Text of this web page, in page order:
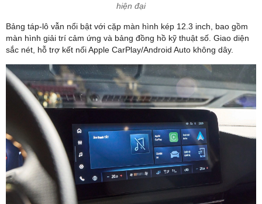
hiện đại
Bảng táp-lô vẫn nổi bật với cặp màn hình kép 12.3 inch, bao gồm
màn hình giải trí cảm ứng và bảng đồng hồ kỹ thuật số. Giao diện
sắc nét, hỗ trợ kết nối Apple CarPlay/Android Auto không dây.